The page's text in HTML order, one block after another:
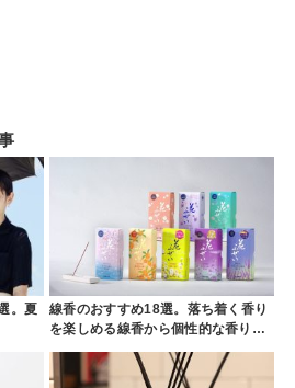
。夏
線香のおすすめ18選。落ち着く香り
を楽しめる線香から個性的な香り…